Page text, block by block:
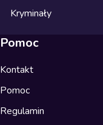
Kryminały
Pomoc
Kontakt
Pomoc
Regulamin